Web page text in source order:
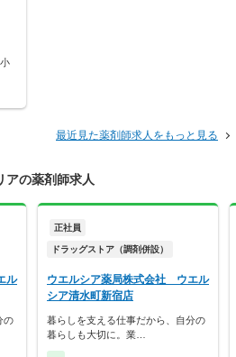
最近見た薬剤師求人をもっと見る
アの薬剤師求人
ル
の
正社員
ドラッグストア（調剤併設）
ウエルシア薬局株式会社 ウエル
シア清水町新宿店
暮らしを支える仕事だから、自分の
暮らしも大切に。業…